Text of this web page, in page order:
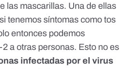
las mascarillas. Una de ellas
tenemos síntomas como tos
entonces podemos
a otras personas. Esto no es
infectadas por el virus